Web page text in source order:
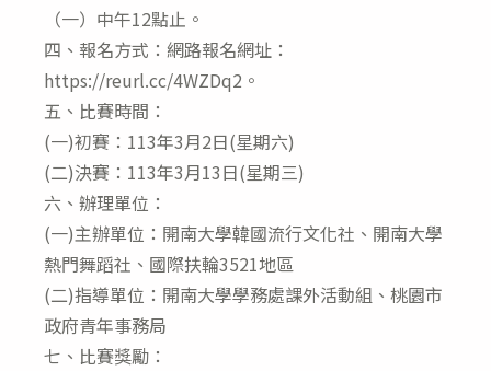
（一）中午12點止。
四、報名方式：網路報名網址：
https://reurl.cc/4WZDq2。
五、比賽時間：
(一)初賽：113年3月2日(星期六)
(二)決賽：113年3月13日(星期三)
六、辦理單位：
(一)主辦單位：開南大學韓國流行文化社、開南大學
熱門舞蹈社、國際扶輪3521地區
(二)指導單位：開南大學學務處課外活動組、桃園市
政府青年事務局
七、比賽獎勵：